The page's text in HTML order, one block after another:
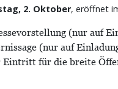
2. Oktober, eröffnet
(nur auf
(nur auf
Eintritt für die breite